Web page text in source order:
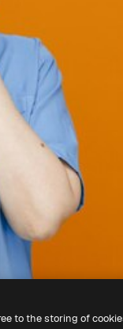
to the storing of